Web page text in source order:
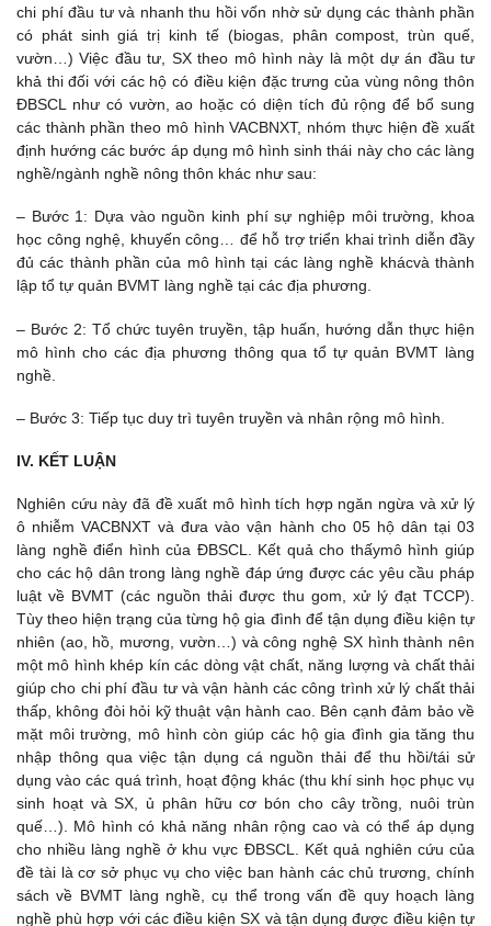
chi phí đầu tư và nhanh thu hồi vốn nhờ sử dụng các thành phần
có phát sinh giá trị kinh tế (biogas, phân compost, trùn quế,
vườn…) Việc đầu tư, SX theo mô hình này là một dự án đầu tư
khả thi đối với các hộ có điều kiện đặc trưng của vùng nông thôn
ĐBSCL như có vườn, ao hoặc có diện tích đủ rộng để bổ sung
các thành phần theo mô hình VACBNXT, nhóm thực hiện đề xuất
định hướng các bước áp dụng mô hình sinh thái này cho các làng
nghề/ngành nghề nông thôn khác như sau:
– Bước 1: Dựa vào nguồn kinh phí sự nghiệp môi trường, khoa
học công nghệ, khuyến công… để hỗ trợ triển khai trình diễn đầy
đủ các thành phần của mô hình tại các làng nghề khácvà thành
lập tổ tự quản BVMT làng nghề tại các địa phương.
– Bước 2: Tổ chức tuyên truyền, tập huấn, hướng dẫn thực hiện
mô hình cho các địa phương thông qua tổ tự quản BVMT làng
nghề.
– Bước 3: Tiếp tục duy trì tuyên truyền và nhân rộng mô hình.
IV. KẾT LUẬN
Nghiên cứu này đã đề xuất mô hình tích hợp ngăn ngừa và xử lý
ô nhiễm VACBNXT và đưa vào vận hành cho 05 hộ dân tại 03
làng nghề điển hình của ĐBSCL. Kết quả cho thấymô hình giúp
cho các hộ dân trong làng nghề đáp ứng được các yêu cầu pháp
luật về BVMT (các nguồn thải được thu gom, xử lý đạt TCCP).
Tùy theo hiện trạng của từng hộ gia đình để tận dụng điều kiện tự
nhiên (ao, hồ, mương, vườn…) và công nghệ SX hình thành nên
một mô hình khép kín các dòng vật chất, năng lượng và chất thải
giúp cho chi phí đầu tư và vận hành các công trình xử lý chất thải
thấp, không đòi hỏi kỹ thuật vận hành cao. Bên cạnh đảm bảo về
mặt môi trường, mô hình còn giúp các hộ gia đình gia tăng thu
nhập thông qua việc tận dụng cá nguồn thải để thu hồi/tái sử
dụng vào các quá trình, hoạt động khác (thu khí sinh học phục vụ
sinh hoạt và SX, ủ phân hữu cơ bón cho cây trồng, nuôi trùn
quế…). Mô hình có khả năng nhân rộng cao và có thể áp dụng
cho nhiều làng nghề ở khu vực ĐBSCL. Kết quả nghiên cứu của
đề tài là cơ sở phục vụ cho việc ban hành các chủ trương, chính
sách về BVMT làng nghề, cụ thể trong vấn đề quy hoạch làng
nghề phù hợp với các điều kiện SX và tận dụng được điều kiện tự